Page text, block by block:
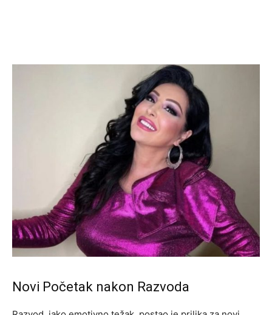
Novi Početak nakon Razvoda